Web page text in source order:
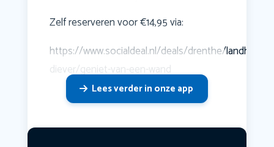
Zelf reserveren voor €14,95 via:
https://www.socialdeal.nl/deals/drenthe/landhotel-
diever/geniet-van-een-wand
Lees verder in onze app